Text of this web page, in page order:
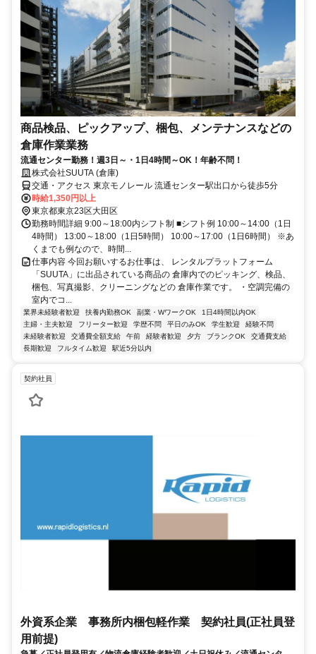
商品検品、ピックアップ、梱包、メンテナンスなどの
倉庫作業業務
流通センター勤務！週3日～・1日4時間～OK！年齢不問！
株式会社SUUTA (倉庫)
交通・アクセス 東京モノレール 流通センター駅出口から徒歩5分
時給1,350円以上
東京都東京23区大田区
勤務時間詳細 9:00～18:00内シフト制 ■シフト例 10:00～14:00（1日
4時間） 13:00～18:00（1日5時間） 10:00～17:00（1日6時間） ※あ
くまでも例なので、時間...
仕事内容 今回お願いするお仕事は、 レンタルプラットフォーム
「SUUTA」に出品されている商品の 倉庫内でのピッキング、検品、
梱包、写真撮影、クリーニングなどの 倉庫作業です。 ・空調完備の
室内でコ...
業界未経験者歓迎 扶養内勤務OK 副業・WワークOK
1日4時間以内OK
主婦・主夫歓迎
フリーター歓迎 学歴不問 平日のみOK 学生歓迎
経験不問
未経験者歓迎
交通費全額支給 午前 経験者歓迎 夕方 ブランクOK
交通費支給
長期歓迎
フルタイム歓迎 駅近5分以内
契約社員
外資系企業 事務所内梱包軽作業 契約社員(正社員登
用前提)